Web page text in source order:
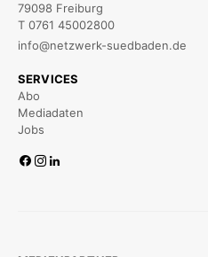
79098 Freiburg
T 0761 45002800
info@netzwerk-suedbaden.de
SERVICES
Abo
Mediadaten
Jobs